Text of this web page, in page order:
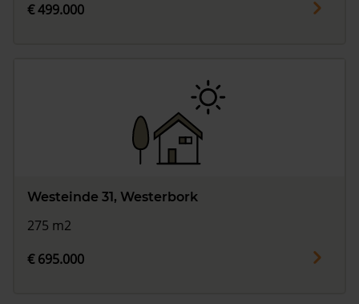
€ 499.000
Westeinde 31, Westerbork
275 m2
€ 695.000